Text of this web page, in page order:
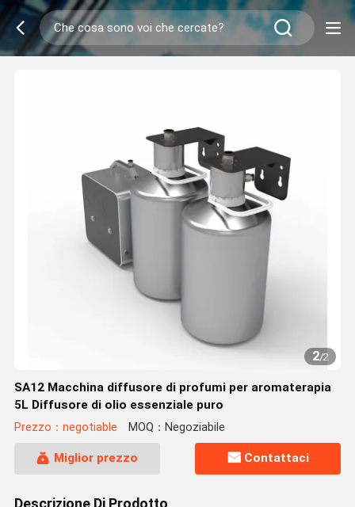
2/2
SA12 Macchina diffusore di profumi per aromaterapia
5L Diffusore di olio essenziale puro
Prezzo：negotiable MOQ：Negoziabile
Miglior prezzo Contattaci
Descrizione Di Prodotto